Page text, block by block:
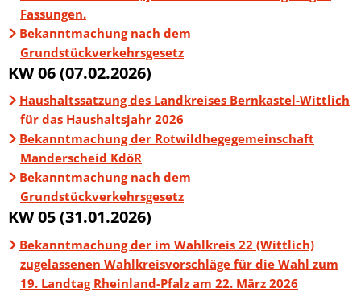
Fassungen.
Bekanntmachung nach dem
Grundstückverkehrsgesetz
KW 06 (07.02.2026)
Haushaltssatzung des Landkreises Bernkastel-Wittlich
für das Haushaltsjahr 2026
Bekanntmachung der Rotwildhegegemeinschaft
Manderscheid KdöR
Bekanntmachung nach dem
Grundstückverkehrsgesetz
KW 05 (31.01.2026)
Bekanntmachung der im Wahlkreis 22 (Wittlich)
zugelassenen Wahlkreisvorschläge für die Wahl zum
19. Landtag Rheinland-Pfalz am 22. März 2026